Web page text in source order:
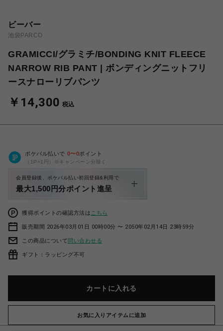
ビーバー
池袋PARCO
GRAMICCI/グラミチ/BONDING KNIT FLEECE
NARROW RIB PANT | ボンディングニットフリ
ースナローリブパンツ
￥14,300 税込
ポケパル払いで 0〜0ポイント
（1P=1円）※キャンペーン分除く
会員登録後、ポケパル払い初回登録&利用で
最大1,500円分ポイント進呈
獲得ポイントの確認方法は こちら
販売期間 2026年03月01日 00時00分 〜 2050年02月14日 23時59分
この商品について問い合わせる
ギフト：ラッピング不可
カートに入れる
お気に入りアイテムに追加